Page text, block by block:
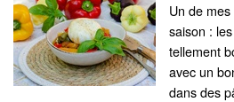
Un de
saison :
tellement
avec un
dans des